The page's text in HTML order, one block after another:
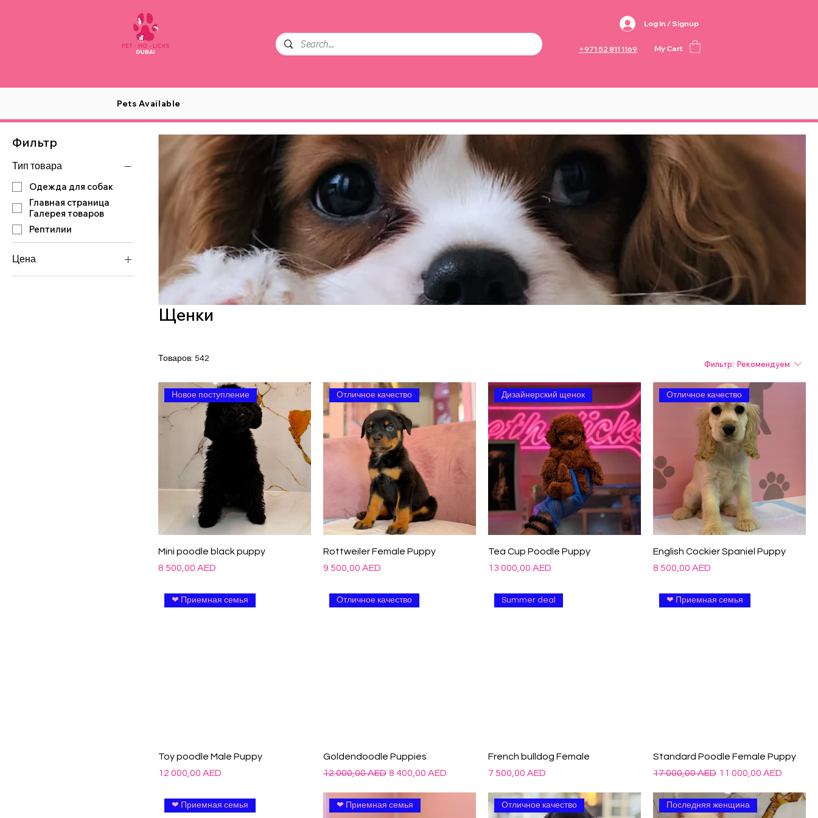
Log In / Signup
+971 52 811 1169 My Cart
Pets Available
Фильтр
Тип товара
Одежда для собак
Главная страница
Галерея товаров
Рептилии
Цена
Щенки
Товаров: 542
Фильтр: Рекомендуем
Новое поступление
Mini poodle black puppy
Цена
8 500,00 AED
Отличное качество
Rottweiler Female Puppy
Цена
9 500,00 AED
Дизайнерский щенок
Tea Cup Poodle Puppy
Цена
13 000,00 AED
Отличное качество
English Cockier Spaniel Puppy
Цена
8 500,00 AED
❤ Приемная семья
Toy poodle Male Puppy
Цена
12 000,00 AED
Отличное качество
Goldendoodle Puppies
Обычная цена
12 000,00 AED Цена со скидкой
8 400,00 AED
Summer deal
French bulldog Female
Цена
7 500,00 AED
❤ Приемная семья
Standard Poodle Female Puppy
Обычная цена
17 000,00 AED Цена со скидкой
11 000,00 AED
❤ Приемная семья ❤ Приемная семья Отличное качество Последняя женщина